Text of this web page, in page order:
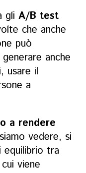
gliA/B test
che anche
può
anche
usare il
a
a rendere
vedere, si
tra
viene